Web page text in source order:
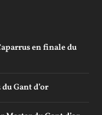
en finale du
Gant d’or